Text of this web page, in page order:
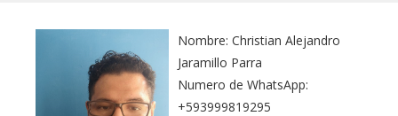
Nombre: Christian Alejandro
Jaramillo Parra
Numero de WhatsApp:
+593999819295